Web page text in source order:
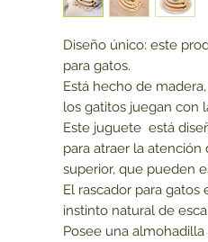
Diseño único: este
para gatos.
Está hecho de
los gatitos juegan con
Este juguete está
para atraer la atención
superior, que pueden
El rascador para gatos
instinto natural de
Posee una